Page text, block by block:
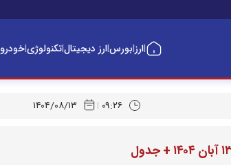
|ارز|بورس|ارز دیجیتال|تکنولوژی|خودرو
۱۴۰۴/۰۸/۱۳ ۰۹:۲۶